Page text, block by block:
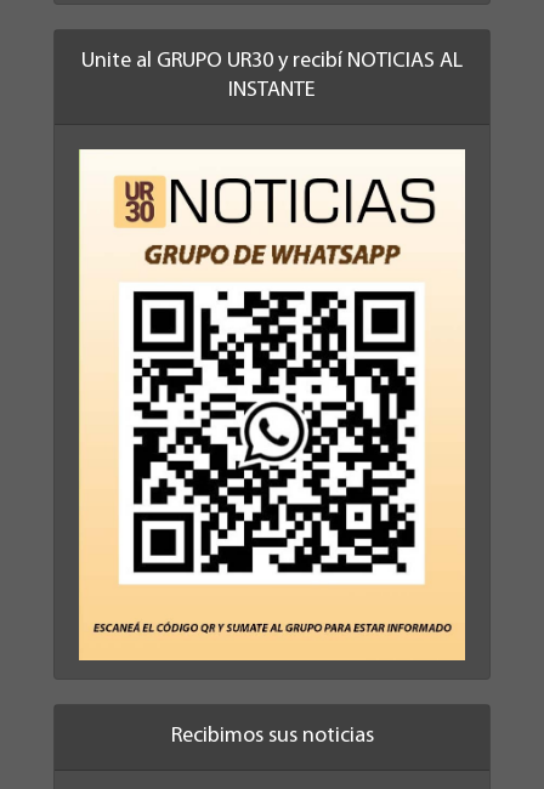
Unite al GRUPO UR30 y recibí NOTICIAS AL
INSTANTE
Recibimos sus noticias